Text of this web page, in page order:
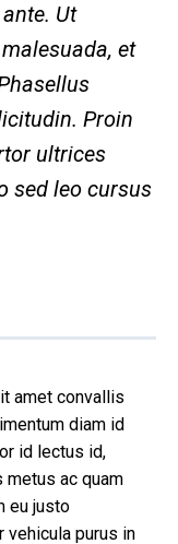
Ut
et
Proin
ultrices
sed leo cursus
amet convallis
diam id
id lectus id,
ac quam
eu justo
vehicula purus in